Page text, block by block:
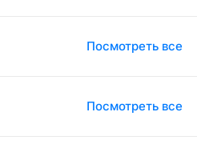
составляет 1200 кв.м. В
участие научные
Посмотреть все
Посмотреть все